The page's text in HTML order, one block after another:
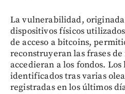
La vulnerabilidad,
dispositivos físicos
de acceso a bitcoins,
reconstruyeran las frases
accedieran a los fondos.
identificados tras varias
registradas en los últimos